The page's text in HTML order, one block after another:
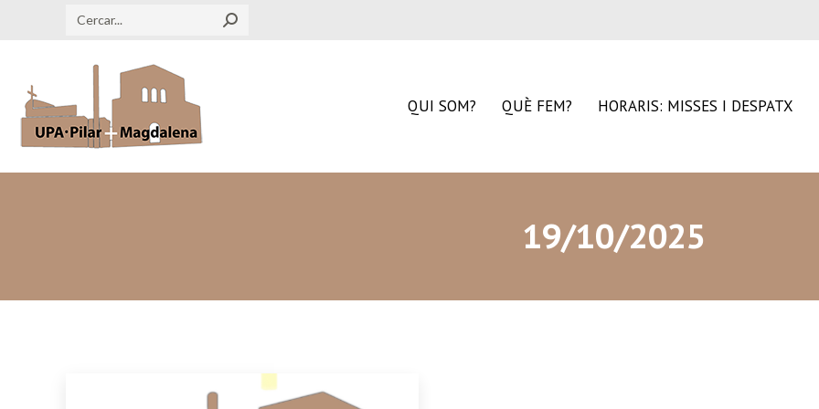
Search:
QUI SOM? QUÈ FEM? HORARIS: MISSES I DESPATX
19/10/2025